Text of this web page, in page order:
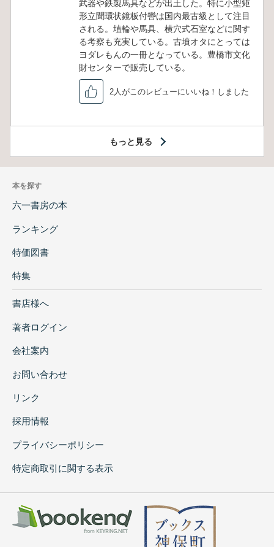
武器や鉄製馬具などが出土した。特に小型矩
形立聞環状鏡板付轡は国内最古級として注目
される。埴輪や馬具、横穴式石室などに関す
る考察も充実している。古墳オタにとっては
ヨダレもんの一冊となっている。豊橋市文化
財センターで販売している。
2人がこのレビューにいいね！しました
もっと見る
本を探す
六一書房の本
ランキング
特価図書
特集
書店様へ
著者ログイン
会社案内
お問い合わせ
リンク
採用情報
プライバシーポリシー
特定商取引に関する表示